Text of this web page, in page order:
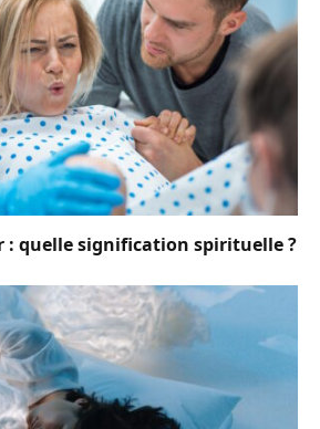
: quelle signification spirituelle ?